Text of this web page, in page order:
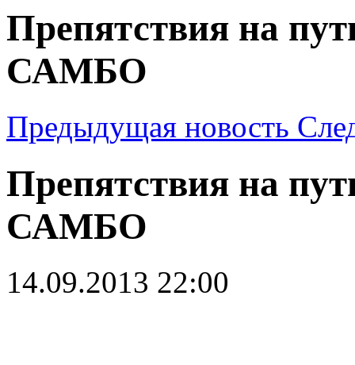
Препятствия на
САМБО
Предыдущая новость
Препятствия на
САМБО
14.09.2013 22:00